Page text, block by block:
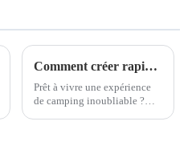
Comment créer rapidement un camp de capsule spatiale haut de gamme et luxueux ?
Prêt à vivre une expérience
de camping inoubliable ?